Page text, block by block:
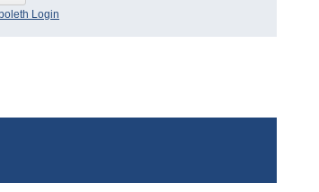
Login